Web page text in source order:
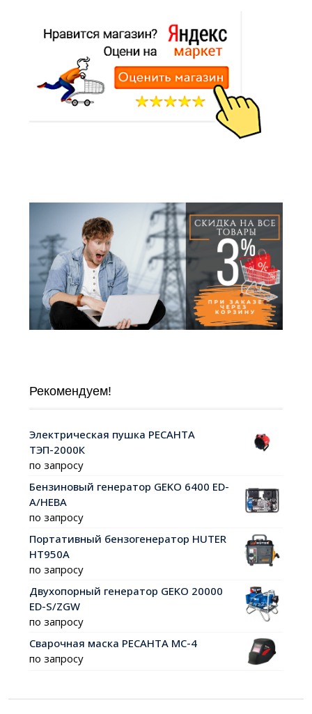
Рекомендуем!
Электрическая пушка РЕСАНТА
ТЭП-2000К
по запросу
Бензиновый генератор GEKO 6400 ED-
A/HEBA
по запросу
Портативный бензогенератор HUTER
HT950A
по запросу
Двухопорный генератор GEKO 20000
ED-S/ZGW
по запросу
Сварочная маска РЕСАНТА МС-4
по запросу